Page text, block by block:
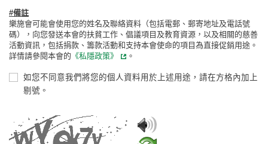
#備註
樂施會可能會使用您的姓名及聯絡資料（包括電郵、郵寄地址及電話號
碼），向您發送本會的扶貧工作、倡議項目及教育資源，以及相關的慈善
活動資訊，包括捐款、籌款活動和支持本會使命的項目為直接促銷用途。
詳情請參閱本會的 《私隱政策》 。
如您不同意我們將您的個人資料用於上述用途，請在方格內加上
剔號。